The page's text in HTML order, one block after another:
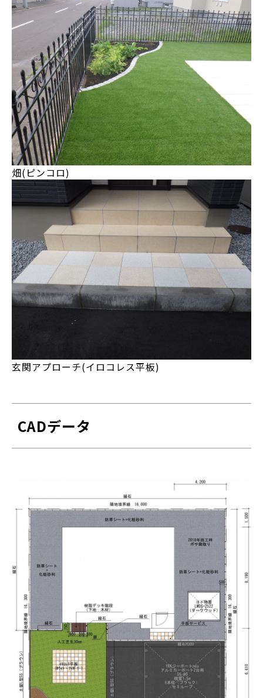
畑(ピンコロ)
玄関アプローチ(イロコレス平板)
CADデータ